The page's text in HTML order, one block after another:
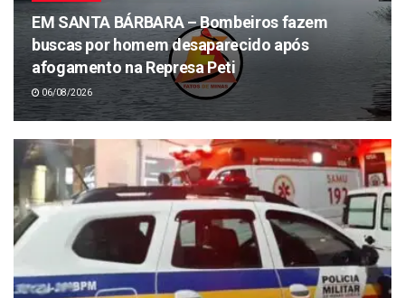
EM SANTA BÁRBARA – Bombeiros fazem
buscas por homem desaparecido após
afogamento na Represa Peti
06/08/2026